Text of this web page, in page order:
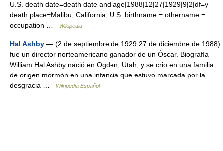
U.S. death date=death date and age|1988|12|27|1929|9|2|df=y
death place=Malibu, California, U.S. birthname = othername =
occupation …
Wikipedia
Hal Ashby — (2 de septiembre de 1929 27 de diciembre de 1988)
fue un director norteamericano ganador de un Óscar. Biografía
William Hal Ashby nació en Ogden, Utah, y se crio en una familia
de origen mormón en una infancia que estuvo marcada por la
desgracia …
Wikipedia Español